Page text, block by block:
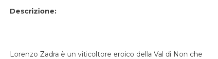
Descrizione:
Lorenzo Zadra è un viticoltore eroico della Val di Non che